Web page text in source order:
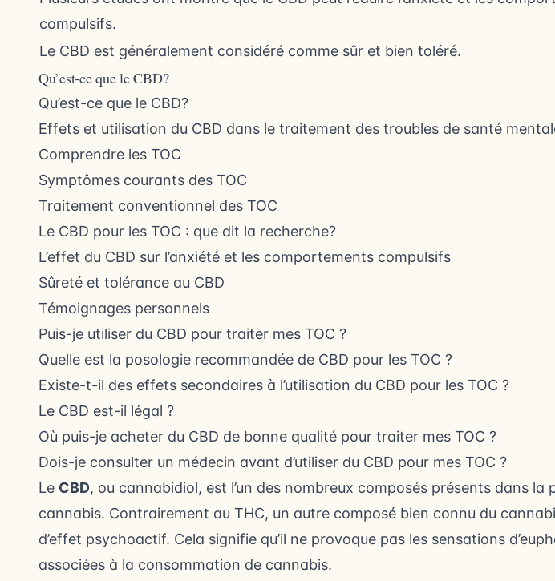
compulsifs.
Le CBD est généralement considéré comme sûr et bien toléré.
Qu’est-ce que le CBD?
Qu’est-ce que le CBD?
Effets et utilisation du CBD dans le traitement des troubles de santé
Comprendre les TOC
Symptômes courants des TOC
Traitement conventionnel des TOC
Le CBD pour les TOC : que dit la recherche?
L’effet du CBD sur l’anxiété et les comportements compulsifs
Sûreté et tolérance au CBD
Témoignages personnels
Puis-je utiliser du CBD pour traiter mes TOC ?
Quelle est la posologie recommandée de CBD pour les TOC ?
Existe-t-il des effets secondaires à l’utilisation du CBD pour les TOC ?
Le CBD est-il légal ?
Où puis-je acheter du CBD de bonne qualité pour traiter mes TOC ?
Dois-je consulter un médecin avant d’utiliser du CBD pour mes TOC ?
Le CBD, ou cannabidiol, est l’un des nombreux composés présents dans la
cannabis. Contrairement au THC, un autre composé bien connu du
d’effet psychoactif. Cela signifie qu’il ne provoque pas les sensations
associées à la consommation de cannabis.